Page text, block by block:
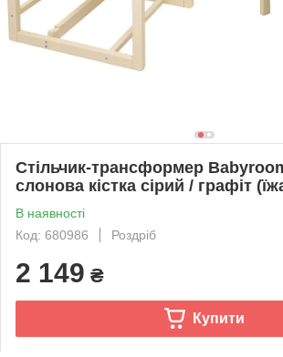
Стільчик-трансформер
слонова кістка сірий / графіт
В наявності
Код: 680986
Роздріб
2 149 ₴
Купити